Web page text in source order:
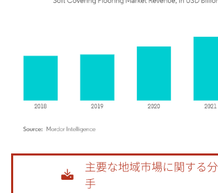
画像 © Mordor Intelligence。再利用にはCC BY 4.0の